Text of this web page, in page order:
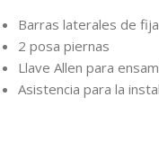
Barras laterales de
2 posa piernas
Llave Allen para
Asistencia para la